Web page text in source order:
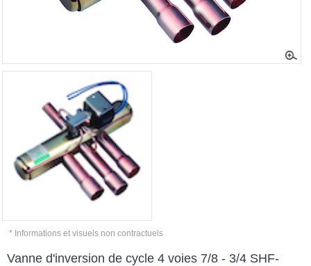
* Informations et visuels non contractuels
Vanne d'inversion de cycle 4 voies 7/8 - 3/4 SHF-